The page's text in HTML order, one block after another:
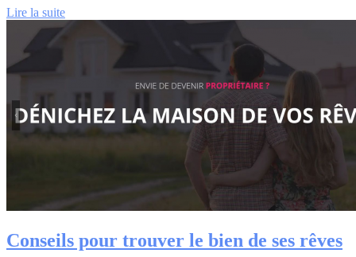
Lire la suite
Conseils pour trouver le bien de ses rêves